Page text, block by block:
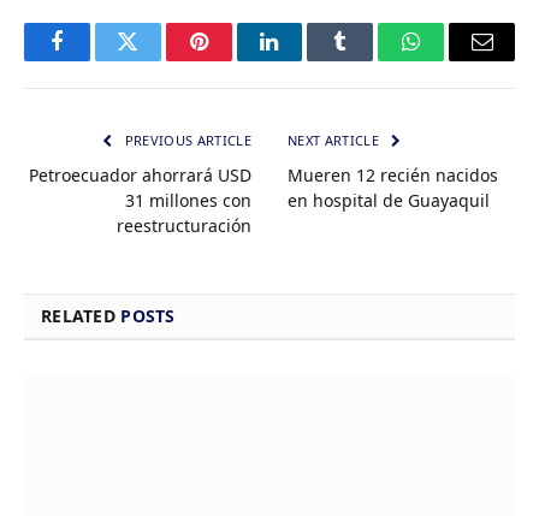
FacebookTwitter PinterestLinkedInTumblr WhatsAppEmail
PREVIOUS ARTICLE
Petroecuador ahorrará USD
31 millones con
reestructuración
NEXT ARTICLE
Mueren 12 recién nacidos
en hospital de Guayaquil
RELATED POSTS